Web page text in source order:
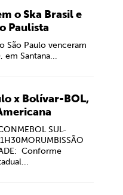
o Ska Brasil e
Paulista
São Paulo venceram
em Santana...
x Bolívar-BOL,
SUL-
Conforme